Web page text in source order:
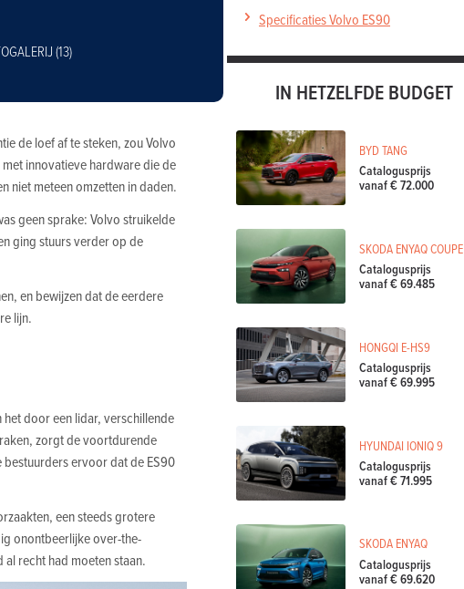
(13)
de loef af te steken, zou Volvo
innovatieve hardware die de
niet meteen omzetten in daden.
geen sprake: Volvo struikelde
ging stuurs verder op de
en bewijzen dat de eerdere
lijn.
door een lidar, verschillende
zorgt de voortdurende
ervoor dat de ES90
een steeds grotere
onontbeerlijke over-the-
recht had moeten staan.
Specificaties Volvo ES90
IN HETZELFDE BUDGET
BYD TANG
Catalogusprijs
vanaf € 72.000
SKODA ENYAQ COUPE
Catalogusprijs
vanaf € 69.485
HONGQI E-HS9
Catalogusprijs
vanaf € 69.995
HYUNDAI IONIQ 9
Catalogusprijs
vanaf € 71.995
SKODA ENYAQ
Catalogusprijs
vanaf € 69.620